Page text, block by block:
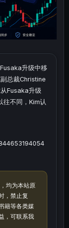
升级中移
总裁Christine
Fusaka升级
往不同，Kim认
均为本站原
，禁止复
籍等各类媒
，可联系我